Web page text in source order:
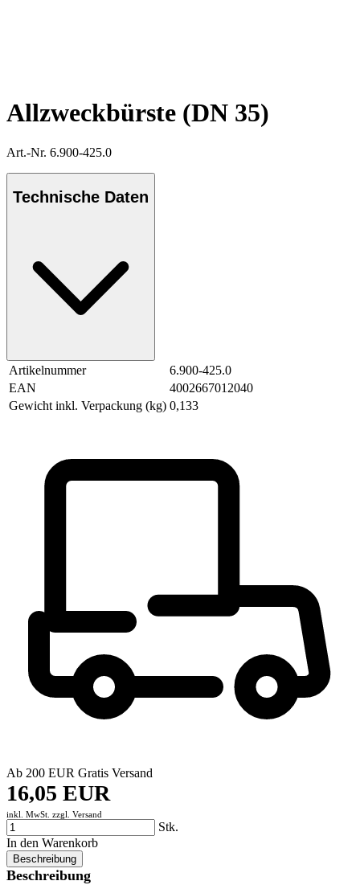
Allzweckbürste (DN 35)
Art.-Nr. 6.900-425.0
Technische Daten
Artikelnummer
6.900-425.0
EAN
4002667012040
Gewicht inkl. Verpackung (kg) 0,133
Ab 200 EUR Gratis Versand
16,05 EUR
inkl. MwSt. zzgl. Versand
Stk.
In den Warenkorb
Beschreibung
Beschreibung